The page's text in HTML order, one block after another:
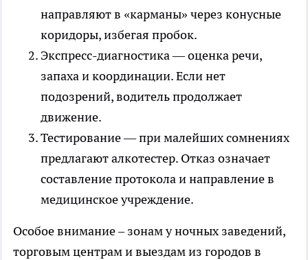
направляют в «карманы» через конусные
коридоры, избегая пробок.
Экспресс-диагностика — оценка речи,
запаха и координации. Если нет
подозрений, водитель продолжает
движение.
Тестирование — при малейших сомнениях
предлагают алкотестер. Отказ означает
составление протокола и направление в
медицинское учреждение.
Особое внимание – зонам у ночных заведений,
торговым центрам и выездам из городов в